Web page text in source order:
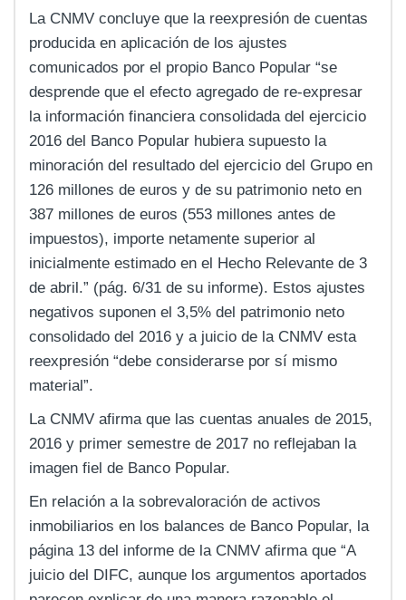
La CNMV concluye que la reexpresión de cuentas
producida en aplicación de los ajustes
comunicados por el propio Banco Popular “se
desprende que el efecto agregado de re-expresar
la información financiera consolidada del ejercicio
2016 del Banco Popular hubiera supuesto la
minoración del resultado del ejercicio del Grupo en
126 millones de euros y de su patrimonio neto en
387 millones de euros (553 millones antes de
impuestos), importe netamente superior al
inicialmente estimado en el Hecho Relevante de 3
de abril.” (pág. 6/31 de su informe). Estos ajustes
negativos suponen el 3,5% del patrimonio neto
consolidado del 2016 y a juicio de la CNMV esta
reexpresión “debe considerarse por sí mismo
material”.
La CNMV afirma que las cuentas anuales de 2015,
2016 y primer semestre de 2017 no reflejaban la
imagen fiel de Banco Popular.
En relación a la sobrevaloración de activos
inmobiliarios en los balances de Banco Popular, la
página 13 del informe de la CNMV afirma que “A
juicio del DIFC, aunque los argumentos aportados